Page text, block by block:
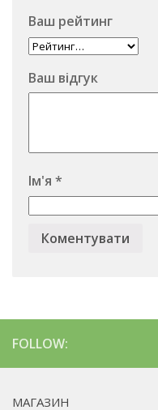
Ваш рейтинг
Ваш відгук
Ім'я *
FOLLOW:
МАГАЗИН